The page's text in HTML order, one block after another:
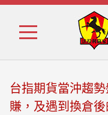
Skip
Skip
台指期貨當沖趨
賺，及遇到換倉